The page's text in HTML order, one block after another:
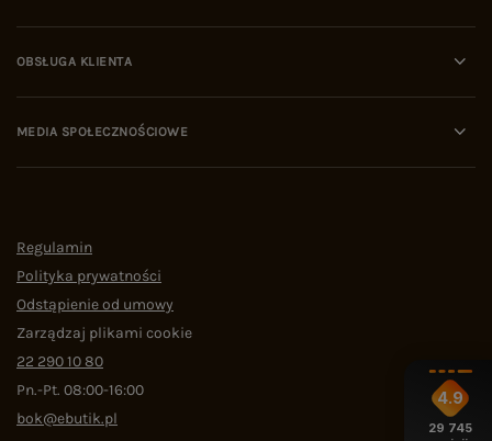
OBSŁUGA KLIENTA
MEDIA SPOŁECZNOŚCIOWE
Regulamin
Polityka prywatności
Odstąpienie od umowy
Zarządzaj plikami cookie
22 290 10 80
Pn.-Pt. 08:00-16:00
bok@ebutik.pl
4.9
29 745